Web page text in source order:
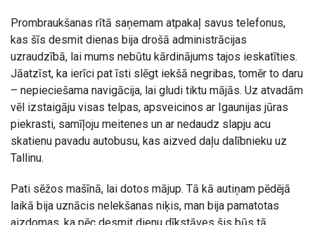
Prombraukšanas rītā saņemam atpakaļ savus telefonus,
kas šīs desmit dienas bija drošā administrācijas
uzraudzībā, lai mums nebūtu kārdinājums tajos ieskatīties.
Jāatzīst, ka ierīci pat īsti slēgt iekšā negribas, tomēr to daru
– nepieciešama navigācija, lai gludi tiktu mājās. Uz atvadām
vēl izstaigāju visas telpas, apsveicinos ar Igaunijas jūras
piekrasti, samīļoju meitenes un ar nedaudz slapju acu
skatienu pavadu autobusu, kas aizved daļu dalībnieku uz
Tallinu.
Pati sēžos mašīnā, lai dotos mājup. Tā kā autiņam pēdējā
laikā bija uznācis nelekšanas niķis, man bija pamatotas